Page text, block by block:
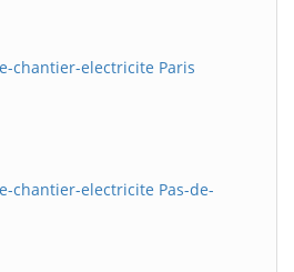
chantier-electricite Paris
chantier-electricite Pas-de-